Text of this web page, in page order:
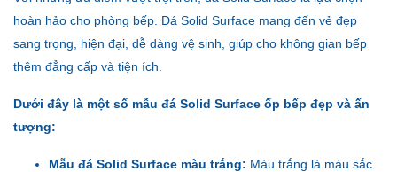
hoàn hảo cho phòng bếp. Đá Solid Surface mang đến vẻ đẹp
sang trọng, hiện đại, dễ dàng vệ sinh, giúp cho không gian bếp
thêm đẳng cấp và tiện ích.
Dưới đây là một số mẫu đá Solid Surface ốp bếp đẹp và ấn
tượng:
Mẫu đá Solid Surface màu trắng: Màu trắng là màu sắc